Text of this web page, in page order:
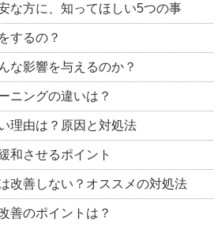
な方に、知ってほしい5つの事
するの？
な影響を与えるのか？
ニングの違いは？
理由は？原因と対処法
和させるポイント
改善しない？オススメの対処法
善のポイントは？